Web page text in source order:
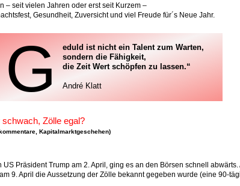
– seit vielen Jahren oder erst seit Kurzem –
Gesundheit, Zuversicht und viel Freude für´s Neue Jahr.
G
eduld ist nicht ein Talent zum Warten,
sondern die Fähigkeit,
die Zeit Wert schöpfen zu lassen.“
André Klatt
Zölle egal?
Kapitalmarktgeschehen)
Präsident Trump am 2. April, ging es an den Börsen schnell
9. April die Aussetzung der Zölle bekannt gegeben wurde (eine 90-